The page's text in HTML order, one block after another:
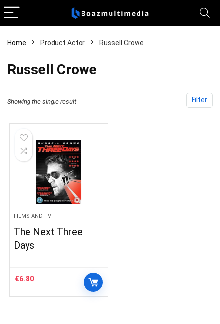
Home Product Actor Russell Crowe
Russell Crowe
Filter
Showing the single result
FILMS AND TV
The Next Three
Days
€6.80